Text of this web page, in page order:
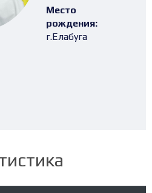
Место
рождения:
г.Елабуга